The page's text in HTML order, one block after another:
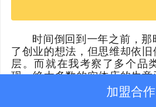
加盟合作
时间倒回到一年之前，
了创业的想法，但思维却依
层。而就在我考察了多个品
现，绝大多数的实体店的生